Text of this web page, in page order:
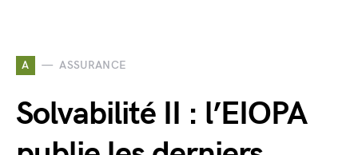
A ASSURANCE
Solvabilité II : l’EIOPA